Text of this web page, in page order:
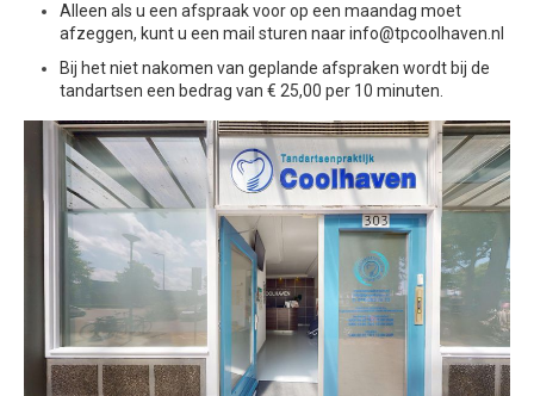
Alleen als u een afspraak voor op een maandag moet
afzeggen, kunt u een mail sturen naar info@tpcoolhaven.nl
Bij het niet nakomen van geplande afspraken wordt bij de
tandartsen een bedrag van € 25,00 per 10 minuten.